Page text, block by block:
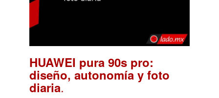
HUAWEI pura 90s pro:
diseño, autonomía y foto
diaria.